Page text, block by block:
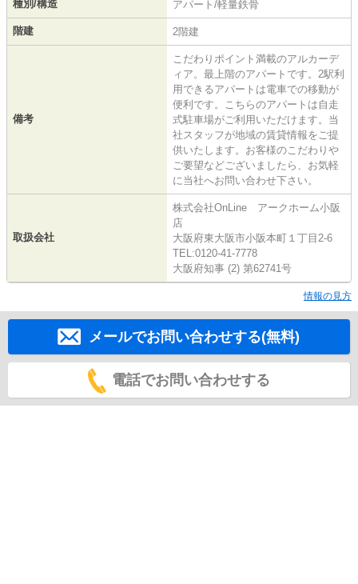
種別/構造 アパート/軽量鉄骨
階建 2階建
備考
こだわりポイント満載のアルカーデ
ィア。最上階のアパートです。2駅利
用できるアパートは電車での移動が
便利です。こちらのアパートは自走
式駐車場がご利用いただけます。当
社スタッフが地域の賃貸情報をご提
供いたします。お客様のこだわりや
ご要望などございましたら、お気軽
に当社へお問い合わせ下さい。
取扱会社
株式会社OnLine アークホーム小阪
店
大阪府東大阪市小阪本町１丁目2-6
TEL:0120-41-7778
大阪府知事 (2) 第62741号
情報の見方
メールでお問い合わせする(無料)
電話でお問い合わせする